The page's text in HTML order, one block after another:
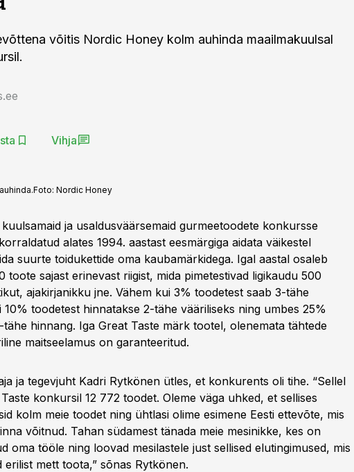
võitis Nordic Honey kolm auhinda maailmakuulsal
Vihja
Foto: Nordic Honey
ja usaldusväärsemaid gurmeetoodete konkursse
alates 1994. aastast eesmärgiga aidata väikestel
suurte toidukettide oma kaubamärkidega. Igal aastal osaleb
toote sajast erinevast riigist, mida pimetestivad ligikaudu 500
ajakirjanikku jne. Vähem kui 3% toodetest saab 3-tähe
toodetest hinnatakse 2-tähe vääriliseks ning umbes 25%
hinnang. Iga Great Taste märk tootel, olenemata tähtede
maitseelamus on garanteeritud.
ja tegevjuht Kadri Rytkönen ütles, et konkurents oli tihe. “Sellel
konkursil 12 772 toodet. Oleme väga uhked, et sellises
kolm meie toodet ning ühtlasi olime esimene Eesti ettevõte, mis
võitnud. Tahan südamest tänada meie mesinikke, kes on
oma tööle ning loovad mesilastele just sellised elutingimused, mis
erilist mett toota,” sõnas Rytkönen.